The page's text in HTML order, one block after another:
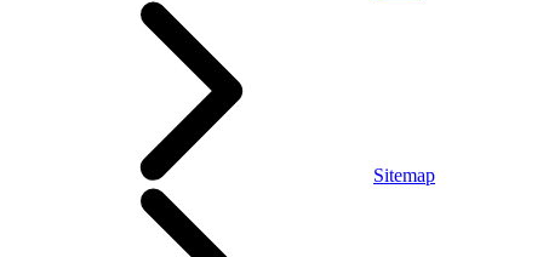
Sitemap